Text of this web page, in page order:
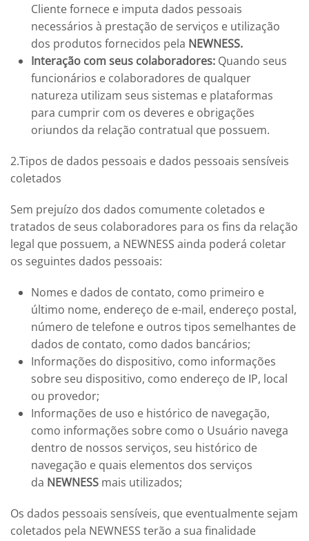
Cliente fornece e imputa dados pessoais
necessários à prestação de serviços e utilização
dos produtos fornecidos pela NEWNESS.
Interação com seus colaboradores: Quando seus
funcionários e colaboradores de qualquer
natureza utilizam seus sistemas e plataformas
para cumprir com os deveres e obrigações
oriundos da relação contratual que possuem.
2.Tipos de dados pessoais e dados pessoais sensíveis
coletados
Sem prejuízo dos dados comumente coletados e
tratados de seus colaboradores para os fins da relação
legal que possuem, a NEWNESS ainda poderá coletar
os seguintes dados pessoais:
Nomes e dados de contato, como primeiro e
último nome, endereço de e-mail, endereço postal,
número de telefone e outros tipos semelhantes de
dados de contato, como dados bancários;
Informações do dispositivo, como informações
sobre seu dispositivo, como endereço de IP, local
ou provedor;
Informações de uso e histórico de navegação,
como informações sobre como o Usuário navega
dentro de nossos serviços, seu histórico de
navegação e quais elementos dos serviços
da NEWNESS mais utilizados;
Os dados pessoais sensíveis, que eventualmente sejam
coletados pela NEWNESS terão a sua finalidade